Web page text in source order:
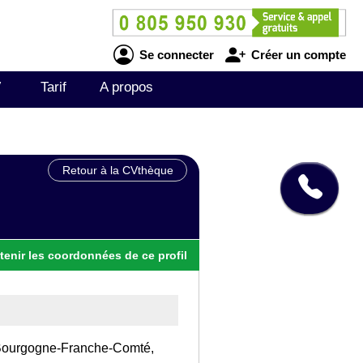
Se connecter Créer un compte
Tarif A propos
Retour à la CVthèque
les coordonnées de ce profil
Franche-Comté,